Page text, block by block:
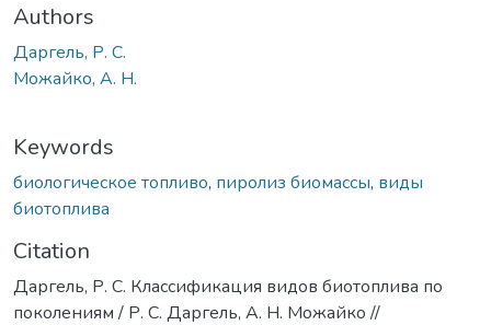
Authors
Даргель, Р. С.
Можайко, А. Н.
Keywords
биологическое топливо, пиролиз биомассы, виды
биотоплива
Citation
Даргель, Р. С. Классификация видов биотоплива по
поколениям / Р. С. Даргель, А. Н. Можайко //